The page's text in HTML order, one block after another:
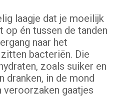
laagje dat je moeilijk
op én tussen de tanden
naar het
bacteriën. Die
zoals suiker en
dranken, in de mond
veroorzaken gaatjes